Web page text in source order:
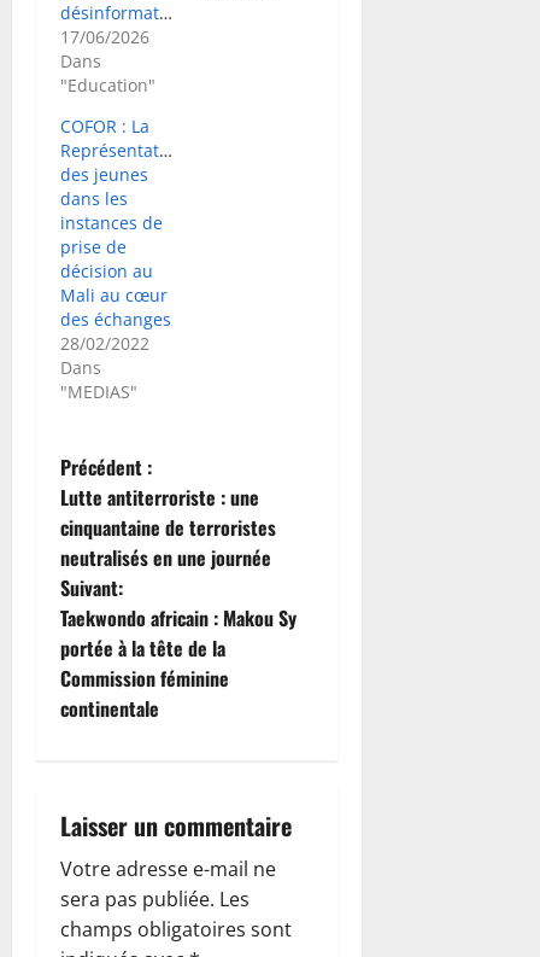
désinformation
17/06/2026
Dans
"Education"
COFOR : La
Représentativité
des jeunes
dans les
instances de
prise de
décision au
Mali au cœur
des échanges
28/02/2022
Dans
"MEDIAS"
N
a
v
i
g
a
i
o
n
Précédent :
Lutte antiterroriste : une
cinquantaine de terroristes
neutralisés en une journée
Suivant:
Taekwondo africain : Makou Sy
portée à la tête de la
Commission féminine
continentale
Laisser un commentaire
Votre adresse e-mail ne
sera pas publiée. Les
champs obligatoires sont